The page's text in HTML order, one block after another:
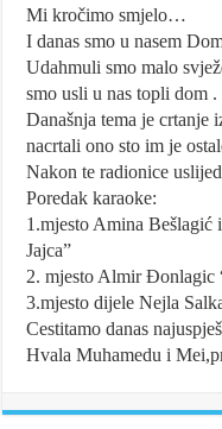
Mi kročimo smjelo…
I danas smo u nasem
Udahmuli smo malo
smo usli u nas topli dom .
Današnja tema je
nacrtali ono sto im je
Nakon te radionice
Poredak karaoke:
1.mjesto Amina Bešlagić
Jajca”
2. mjesto Almir Đonlagic
3.mjesto dijele Nejla
Cestitamo danas
Hvala Muhamedu i